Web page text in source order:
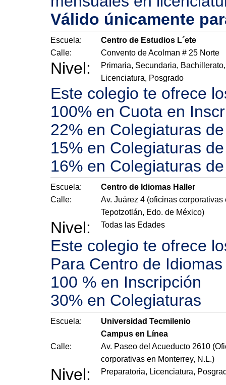
Válido únicamente
Escuela:
Centro de Estudios L´ete
Calle:
Convento de Acolman # 25 Norte
Nivel:
Primaria, Secundaria, Bachillerato,
Licenciatura, Posgrado
Este colegio te ofrece
100% en Cuota en
22% en Colegiaturas
15% en Colegiaturas
16% en Colegiaturas
Escuela:
Centro de Idiomas Haller
Calle:
Av. Juárez 4 (oficinas corporativas
Tepotzotlán, Edo. de México)
Nivel: Todas las Edades
Este colegio te ofrece
Para Centro de Idiomas
100 % en Inscripción
30% en Colegiaturas
Escuela:
Universidad Tecmilenio
Campus en Línea
Calle:
Av. Paseo del Acueducto 2610
corporativas en Monterrey, N.L.)
Nivel: Preparatoria, Licenciatura,